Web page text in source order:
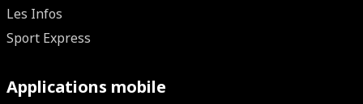
Les Infos
Sport Express
Applications mobile